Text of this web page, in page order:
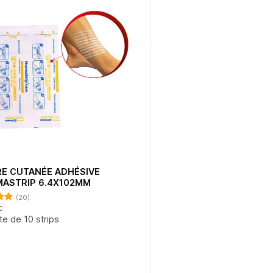
CUTANÉE ADHÉSIVE
6.4X102MM
(20)
de 10 strips